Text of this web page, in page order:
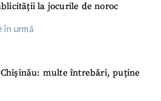
la jocurile de noroc
în urmă
multe întrebări, puține